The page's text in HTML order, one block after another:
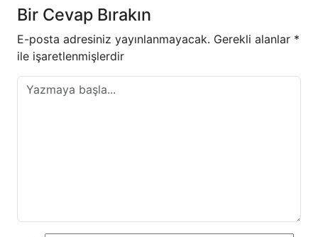
Bir Cevap Bırakın
E-posta adresiniz yayınlanmayacak. Gerekli alanlar *
ile işaretlenmişlerdir